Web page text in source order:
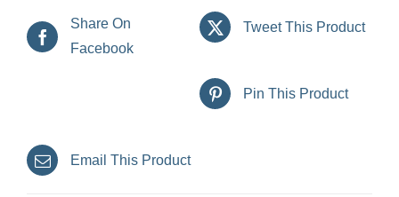
Share On
Facebook
Tweet This Product
Pin This Product
Email This Product